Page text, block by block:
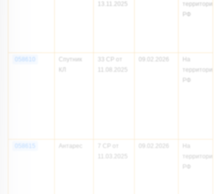
территории
РФ
Спутник
На
территории
Антарес
На
территории